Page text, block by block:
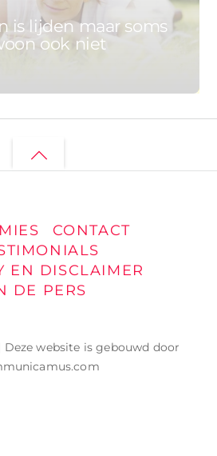
is lijden maar soms
ook niet
Back
CONTACT
EN DISCLAIMER
DE PERS
website is gebouwd door